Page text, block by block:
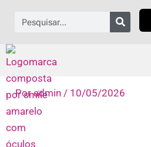
conteúdo
Pesquisar
Poradmin / 10/05/2026